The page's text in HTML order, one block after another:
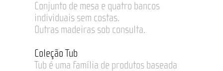
Conjunto de mesa e quatro bancos
individuais sem costas.
Outras madeiras sob consulta.
Coleção Tub
Tub é uma família de produtos baseada